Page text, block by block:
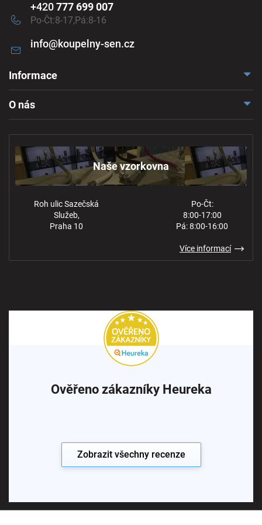
info@koupelny-sen.cz
+420777 699 007
Po-Čt:8-17,Pá:8-16
Informace
Ochrana osobních údajů
O nás
Naše vzorkovna
Roh ulic Sazečská
Služeb,
Praha 10
Po-Čt:
8:00-17:00
Pá: 8:00-16:00
Více informací
Ověřeno zákazníky Heureka
Zobrazit všechny recenze